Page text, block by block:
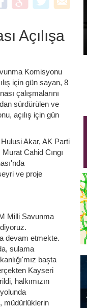
Açılışa
Komisyonu
için gün sayan, 8
çalışmalarını
sürdürülen ve
açılış için gün
Akar, AK Parti
Cahid Cıngı
ve proje
Milli Savunma
devam etmekte.
sulama
başta
Kayseri
halkımızın
müdürlüklerin